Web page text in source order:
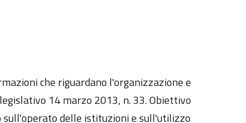
che riguardano l'organizzazione e
14 marzo 2013, n. 33. Obiettivo
delle istituzioni e sull'utilizzo